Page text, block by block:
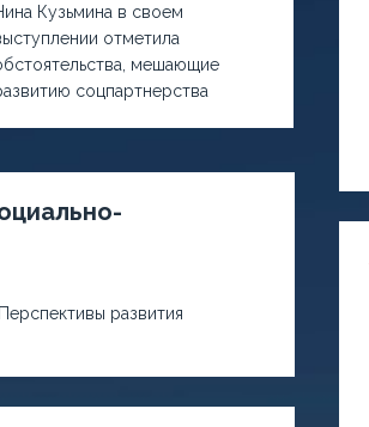
Кузьмина в своем
отметила
мешающие
соцпартнерства
развития